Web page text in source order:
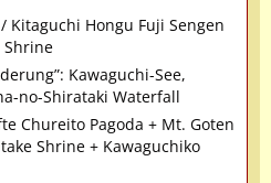
Kitaguchi Hongu Fuji Sengen
Shrine
Kawaguchi-See,
no-Shirataki Waterfall
Chureito Pagoda + Mt. Goten
Shrine + Kawaguchiko